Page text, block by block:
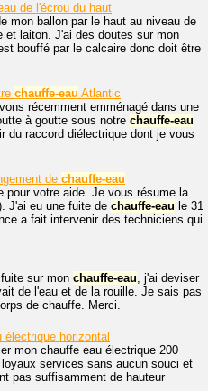
de l'écrou du haut
mon ballon par le haut au niveau de
et laiton. J'ai des doutes sur mon
bouffé par le calcaire donc doit être
chauffe-eau Atlantic
récemment emménagé dans une
à goutte sous notre chauffe-eau
du raccord diélectrique dont je vous
de chauffe-eau
pour votre aide. Je vous résume la
J'ai eu une fuite de chauffe-eau le 31
a fait intervenir des techniciens qui
sur mon chauffe-eau, j'ai deviser
de l'eau et de la rouille. Je sais pas
de chauffe. Merci.
horizontal
mon chauffe eau électrique 200
services sans aucun souci et
pas suffisamment de hauteur